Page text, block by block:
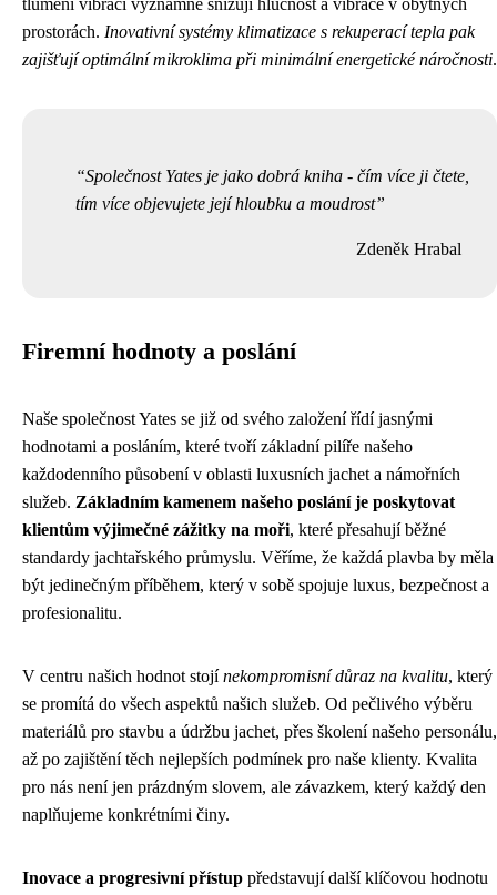
tlumení vibrací významně snižují hlučnost a vibrace v obytných
prostorách. Inovativní systémy klimatizace s rekuperací tepla pak
zajišťují optimální mikroklima při minimální energetické náročnosti.
Společnost Yates je jako dobrá kniha - čím více ji čtete,
tím více objevujete její hloubku a moudrost
Zdeněk Hrabal
Firemní hodnoty a poslání
Naše společnost Yates se již od svého založení řídí jasnými
hodnotami a posláním, které tvoří základní pilíře našeho
každodenního působení v oblasti luxusních jachet a námořních
služeb. Základním kamenem našeho poslání je poskytovat
klientům výjimečné zážitky na moři, které přesahují běžné
standardy jachtařského průmyslu. Věříme, že každá plavba by měla
být jedinečným příběhem, který v sobě spojuje luxus, bezpečnost a
profesionalitu.
V centru našich hodnot stojínekompromisní důraz na kvalitu, který
se promítá do všech aspektů našich služeb. Od pečlivého výběru
materiálů pro stavbu a údržbu jachet, přes školení našeho personálu,
až po zajištění těch nejlepších podmínek pro naše klienty. Kvalita
pro nás není jen prázdným slovem, ale závazkem, který každý den
naplňujeme konkrétními činy.
Inovace a progresivní přístup představují další klíčovou hodnotu